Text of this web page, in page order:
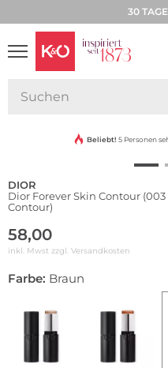
30
Beliebt! 5 Personen
DIOR
Dior Forever Skin Contour
Contour)
58,00
inkl. Mwst zzgl. Versandkosten
Farbe: Braun